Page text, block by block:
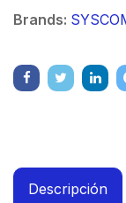
Brands:
Descripción